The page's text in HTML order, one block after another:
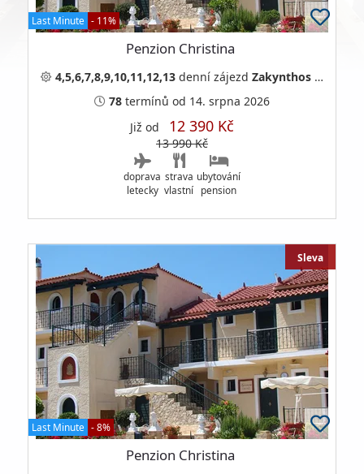
Last Minute - 11%
Penzion Christina
4,5,6,7,8,9,10,11,12,13 denní zájezd Zakynthos
Řecko
78 termínů od 14. srpna 2026
Již od 12 390 Kč
13 990 Kč
doprava
letecky
strava
vlastní
ubytování
pension
Sleva
Last Minute - 8%
Penzion Christina